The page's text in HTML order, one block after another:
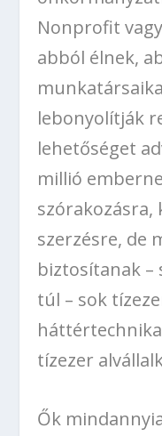
Nonprofit
abból élnek,
lebonyolítják
lehetőséget
millió
szerzésre, de
biztosítanak –
túl – sok
tízezer
Ők